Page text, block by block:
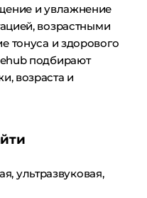
и увлажнение
возрастными
тонуса и здорового
подбирают
возраста и
ультразвуковая,